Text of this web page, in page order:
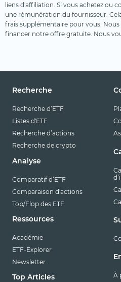
liens d'affiliation. Si vous achetez ou
une rémunération du fournisseur.
frais supplémentaire pour vous.
financer notre offre gratuite. Nous
Recherche
Recherche d’ETF
Listes d'ETF
Recherche d’actions
Recherche de crypto
Analyse
Comparatif d’ETF
Comparaison d'actions
Top/Flop des ETF
Ressources
Académie
ETF-Explorer
Newsletter
Top Articles
À